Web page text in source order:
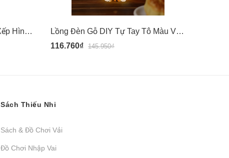
(Hộp xanh lá 010) Đồ chơi Xếp Hình Sáng Tạo Xếp Hình Chi tiết to cho bé từ 18 tháng - Lắp ráp ô tô - Foxi
Lồng Đèn Gỗ DIY Tự Tay Tô Màu Và Lắp Ráp - Hổ Béo - Lalala Baby
116.760₫ 145.950₫
Sách Thiếu Nhi
Sách & Đồ Chơi Vải
Đồ Chơi Nhập Vai